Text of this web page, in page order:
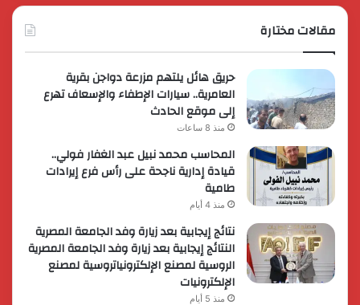
مقالات مختارة
حريق هائل يلتهم مزرعة دواجن بقرية
العامرية.. سيارات الإطفاء والإسعاف تهرع
إلى موقع الحادث
منذ 8 ساعات
المحاسب محمد نبيل عبد الغفار فولي..
قيادة إدارية ناجحة على رأس فرع إيرادات
طامية
منذ 4 أيام
نتائج إيجابية بعد زيارة وفد الجامعة المصرية
النتائج إيجابية بعد زيارة وفد الجامعة المصرية
الروسية لمصنع الإلكترونياتروسية لمصنع
الإلكترونيات
منذ 5 أيام